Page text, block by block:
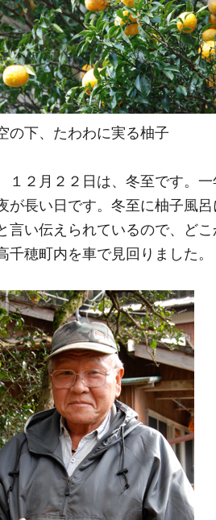
の下、たわわに実る柚子
１２月２２日は、冬至です。
が長い日です。冬至に柚子風
言い伝えられているので、ど
千穂町内を車で見回りました。